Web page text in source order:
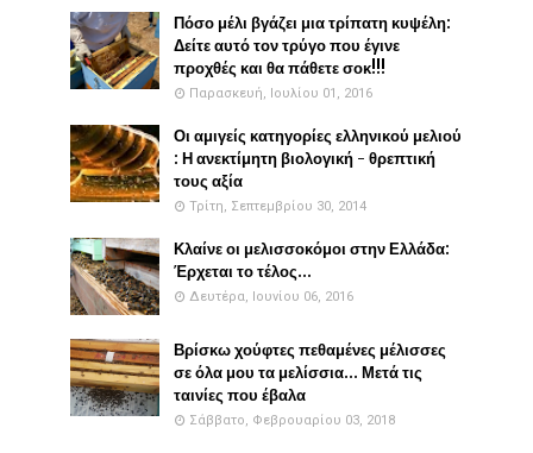
Πόσο μέλι βγάζει μια τρίπατη κυψέλη:
Δείτε αυτό τον τρύγο που έγινε
προχθές και θα πάθετε σοκ!!!
Παρασκευή, Ιουλίου 01, 2016
Οι αμιγείς κατηγορίες ελληνικού μελιού
: Η ανεκτίμητη βιολογική - θρεπτική
τους αξία
Τρίτη, Σεπτεμβρίου 30, 2014
Κλαίνε οι μελισσοκόμοι στην Ελλάδα:
Έρχεται το τέλος...
Δευτέρα, Ιουνίου 06, 2016
Βρίσκω χούφτες πεθαμένες μέλισσες
σε όλα μου τα μελίσσια... Μετά τις
ταινίες που έβαλα
Σάββατο, Φεβρουαρίου 03, 2018